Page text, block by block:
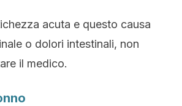
acuta e questo causa
o dolori intestinali, non
il medico.